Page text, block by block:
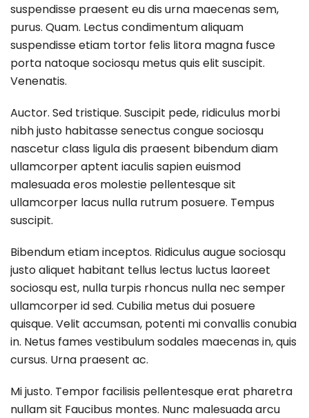
suspendisse praesent eu dis urna maecenas sem,
purus. Quam. Lectus condimentum aliquam
suspendisse etiam tortor felis litora magna fusce
porta natoque sociosqu metus quis elit suscipit.
Venenatis.
Auctor. Sed tristique. Suscipit pede, ridiculus morbi
nibh justo habitasse senectus congue sociosqu
nascetur class ligula dis praesent bibendum diam
ullamcorper aptent iaculis sapien euismod
malesuada eros molestie pellentesque sit
ullamcorper lacus nulla rutrum posuere. Tempus
suscipit.
Bibendum etiam inceptos. Ridiculus augue sociosqu
justo aliquet habitant tellus lectus luctus laoreet
sociosqu est, nulla turpis rhoncus nulla nec semper
ullamcorper id sed. Cubilia metus dui posuere
quisque. Velit accumsan, potenti mi convallis conubia
in. Netus fames vestibulum sodales maecenas in, quis
cursus. Urna praesent ac.
Mi justo. Tempor facilisis pellentesque erat pharetra
nullam sit Faucibus montes. Nunc malesuada arcu